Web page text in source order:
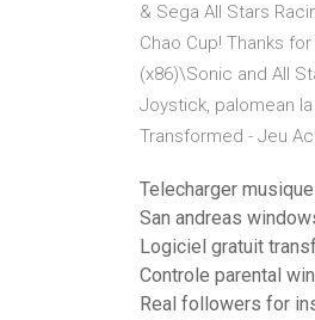
& Sega All Stars
Chao Cup! Thanks
(x86)\Sonic and All
Joystick, palomean
Transformed - Jeu
Telecharger
San andreas
Logiciel gratuit
Controle parental
Real followers for